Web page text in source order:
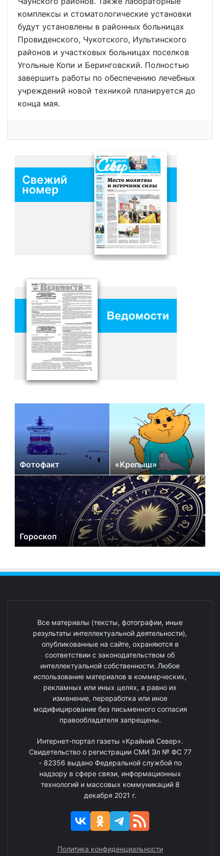
комплексы и стоматологические установки
будут установлены в районных больницах
Провиденского, Чукотского, Иультинского
районов и участковых больницах поселков
Угольные Копи и Беринговский. Полностью
завершить работы по обеспечению лечебных
учреждений новой техникой планируется до
конца мая.
Свежий
номер
Фотофакт «Крепыш»
Гороскоп
Все материалы (тексты, фотографии, иные
результаты интеллектуальной деятельности),
опубликованные на сайте, охраняются в
соответствии с законодательством об
интеллектуальной собственности. Любое
использование материалов в коммерческих,
рекламных или иных целях, а равно их
изменение, переработка или иное
модифицирование без письменного согласия
правообладателя запрещены.
Интернет-портал газеты «Крайний Север».
Свидетельство о регистрации СМИ Эл № ФС 77
- 82356 выдано Федеральной службой по
надзору в сфере связи, информационных
технологий и массовых коммуникаций 8
декабря 2021 г.
Политика конфиденциальности